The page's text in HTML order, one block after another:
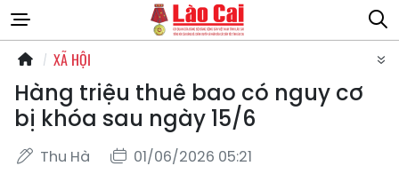
XÃ HỘI
Hàng triệu thuê bao có nguy cơ
bị khóa sau ngày 15/6
Thu Hà 01/06/2026 05:21